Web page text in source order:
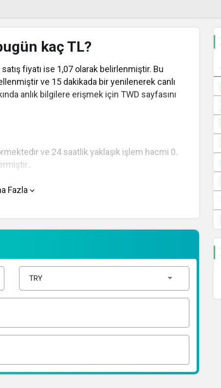
kaç TL?
fiyatı ise 1,07 olarak belirlenmiştir. Bu
ve 15 dakikada bir yenilenerek canlı
anlık bilgilere erişmek için TWD sayfasını
ve 24 saatlik yaklaşık işlem hacmi 0.
yer alan çevirici aracını kullanarak mevcut
Fazla